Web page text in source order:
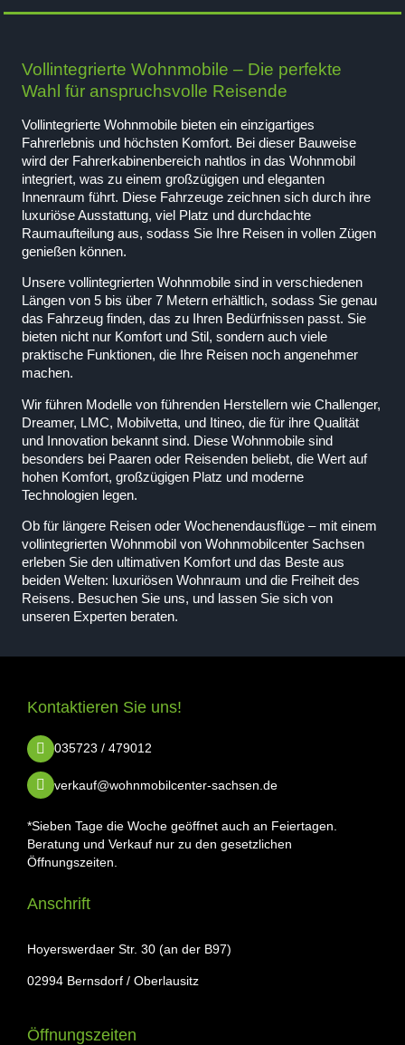
Vollintegrierte Wohnmobile – Die perfekte
Wahl für anspruchsvolle Reisende
Vollintegrierte Wohnmobile bieten ein einzigartiges
Fahrerlebnis und höchsten Komfort. Bei dieser Bauweise
wird der Fahrerkabinenbereich nahtlos in das Wohnmobil
integriert, was zu einem großzügigen und eleganten
Innenraum führt. Diese Fahrzeuge zeichnen sich durch ihre
luxuriöse Ausstattung, viel Platz und durchdachte
Raumaufteilung aus, sodass Sie Ihre Reisen in vollen Zügen
genießen können.
Unsere vollintegrierten Wohnmobile sind in verschiedenen
Längen von 5 bis über 7 Metern erhältlich, sodass Sie genau
das Fahrzeug finden, das zu Ihren Bedürfnissen passt. Sie
bieten nicht nur Komfort und Stil, sondern auch viele
praktische Funktionen, die Ihre Reisen noch angenehmer
machen.
Wir führen Modelle von führenden Herstellern wie Challenger,
Dreamer, LMC, Mobilvetta, und Itineo, die für ihre Qualität
und Innovation bekannt sind. Diese Wohnmobile sind
besonders bei Paaren oder Reisenden beliebt, die Wert auf
hohen Komfort, großzügigen Platz und moderne
Technologien legen.
Ob für längere Reisen oder Wochenendausflüge – mit einem
vollintegrierten Wohnmobil von Wohnmobilcenter Sachsen
erleben Sie den ultimativen Komfort und das Beste aus
beiden Welten: luxuriösen Wohnraum und die Freiheit des
Reisens. Besuchen Sie uns, und lassen Sie sich von
unseren Experten beraten.
Kontaktieren Sie uns!
035723 / 479012
verkauf@wohnmobilcenter-sachsen.de
*Sieben Tage die Woche geöffnet auch an Feiertagen.
Beratung und Verkauf nur zu den gesetzlichen
Öffnungszeiten.
Anschrift
Hoyerswerdaer Str. 30 (an der B97)
02994 Bernsdorf / Oberlausitz
Öffnungszeiten